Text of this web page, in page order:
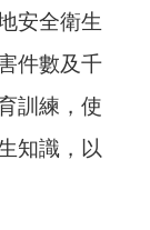
安全衛生
件數及千
訓練，使
知識，以